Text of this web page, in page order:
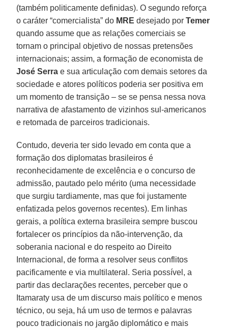
(também politicamente definidas). O segundo reforça
o caráter “comercialista” do MRE desejado porTemer
quando assume que as relações comerciais se
tornam o principal objetivo de nossas pretensões
internacionais; assim, a formação de economista de
José Serra e sua articulação com demais setores da
sociedade e atores políticos poderia ser positiva em
um momento de transição – se se pensa nessa nova
narrativa de afastamento de vizinhos sul-americanos
e retomada de parceiros tradicionais.
Contudo, deveria ter sido levado em conta que a
formação dos diplomatas brasileiros é
reconhecidamente de excelência e o concurso de
admissão, pautado pelo mérito (uma necessidade
que surgiu tardiamente, mas que foi justamente
enfatizada pelos governos recentes). Em linhas
gerais, a política externa brasileira sempre buscou
fortalecer os princípios da não-intervenção, da
soberania nacional e do respeito ao Direito
Internacional, de forma a resolver seus conflitos
pacificamente e via multilateral. Seria possível, a
partir das declarações recentes, perceber que o
Itamaraty usa de um discurso mais político e menos
técnico, ou seja, há um uso de termos e palavras
pouco tradicionais no jargão diplomático e mais